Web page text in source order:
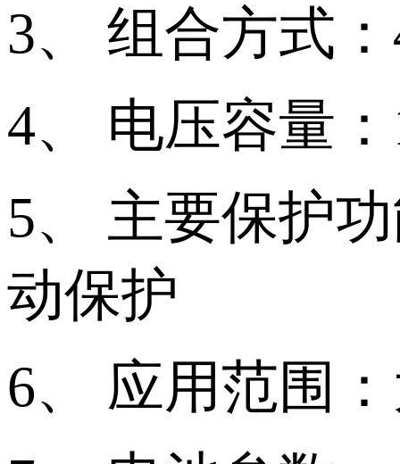
3、 组合方式
4、 电压容量
5、 主要保护
动保护
6、 应用范围